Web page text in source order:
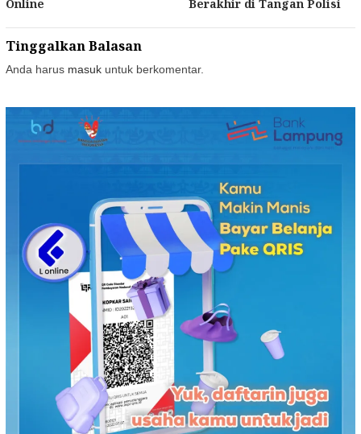
Online
Berakhir di Tangan Polisi
Tinggalkan Balasan
Anda harus masuk untuk berkomentar.